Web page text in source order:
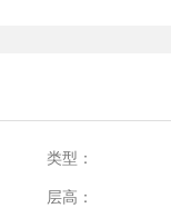
类型：
层高：